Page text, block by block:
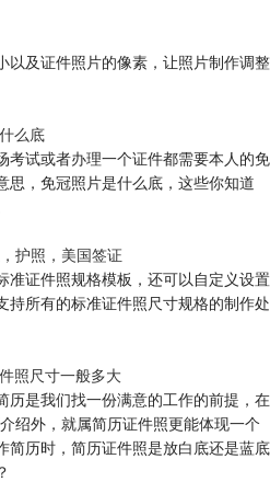
以及证件照片的像素，让照片制作调整
么底
考试或者办理一个证件都需要本人的免
思，免冠照片是什么底，这些你知道
护照，美国签证
准证件照规格模板，还可以自定义设置
持所有的标准证件照尺寸规格的制作处
照尺寸一般多大
历是我们找一份满意的工作的前提，在
绍外，就属简历证件照更能体现一个
简历时，简历证件照是放白底还是蓝底